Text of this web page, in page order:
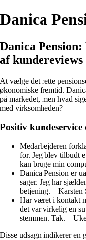
Danica
Danica Pension:
af kundereviews
At vælge det rette
økonomiske fremtid.
på markedet, men hvad
med virksomheden?
Positiv kundeservice
Medarbejderen
for. Jeg blev tilbudt
kan bruge min
Danica Pension er
sager. Jeg har
betjening. – Karsten
Har været i kontakt
det var virkelig en
stemmen. Tak. –
Disse udsagn indikerer en